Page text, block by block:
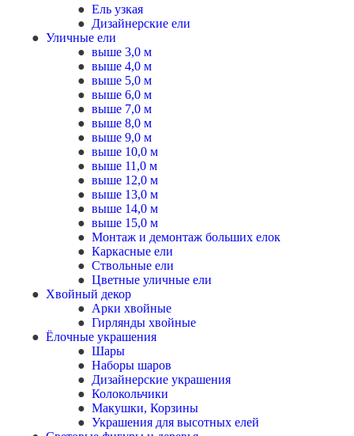
Ель узкая
Дизайнерские ели
Уличные ели
выше 3,0 м
выше 4,0 м
выше 5,0 м
выше 6,0 м
выше 7,0 м
выше 8,0 м
выше 9,0 м
выше 10,0 м
выше 11,0 м
выше 12,0 м
выше 13,0 м
выше 14,0 м
выше 15,0 м
Монтаж и демонтаж больших елок
Каркасные ели
Ствольные ели
Цветные уличные ели
Хвойный декор
Арки хвойные
Гирлянды хвойные
Ёлочные украшения
Шары
Наборы шаров
Дизайнерские украшения
Колокольчики
Макушки, Корзины
Украшения для высотных елей